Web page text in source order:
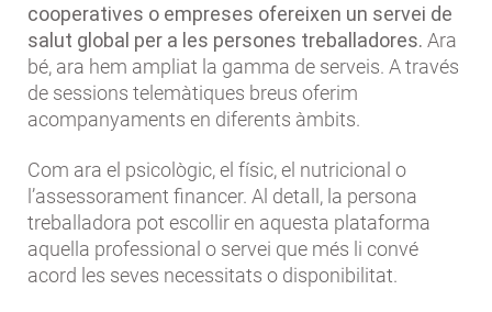
cooperatives o empreses ofereixen un servei de
salut global per a les persones treballadores. Ara
bé, ara hem ampliat la gamma de serveis. A través
de sessions telemàtiques breus oferim
acompanyaments en diferents àmbits.
Com ara el psicològic, el físic, el nutricional o
l’assessorament financer. Al detall, la persona
treballadora pot escollir en aquesta plataforma
aquella professional o servei que més li convé
acord les seves necessitats o disponibilitat.